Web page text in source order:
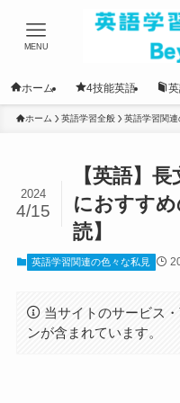
MENU
ホーム 4技能英語
ホーム 英語学習全般 英語学習関連
【英語】
におすす
読】
2024
4/15
英語学習関連の色々な私見
当サイトのサービス
ンが含まれています。